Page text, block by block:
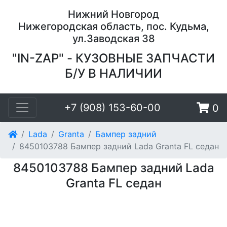
Нижний Новгород
Нижегородская область, пос. Кудьма,
ул.Заводская 38
"IN-ZAP" - КУЗОВНЫЕ ЗАПЧАСТИ
Б/У В НАЛИЧИИ
+7 (908) 153-60-00 0
Lada Granta
Бампер задний
8450103788 Бампер задний Lada Granta FL седан
8450103788 Бампер задний Lada
Granta FL седан